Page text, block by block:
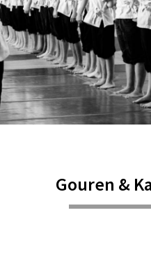
Gouren &